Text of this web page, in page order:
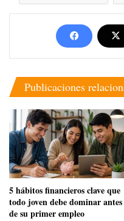
Publicaciones
5 hábitos financieros clave que
todo joven debe dominar antes
de su primer empleo